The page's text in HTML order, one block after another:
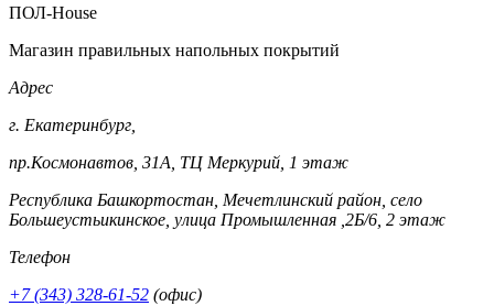
ПОЛ-House
Магазин правильных напольных покрытий
Адрес
г. Екатеринбург,
пр.Космонавтов, 31А, ТЦ Меркурий, 1 этаж
Республика Башкортостан, Мечетлинский район, село
Большеустьикинское, улица Промышленная ,2Б/6, 2 этаж
Телефон
+7 (343) 328-61-52 (офис)